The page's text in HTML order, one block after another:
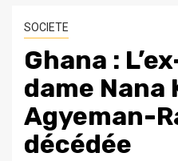
SOCIETE
Ghana :
dame Nana
Agyeman-
décédée